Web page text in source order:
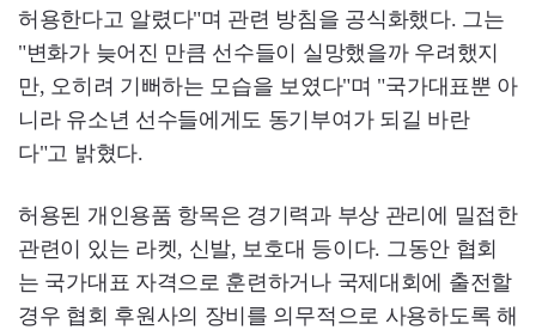
허용한다고 알렸다"며 관련 방침을 공식화했다. 그는
"변화가 늦어진 만큼 선수들이 실망했을까 우려했지
만, 오히려 기뻐하는 모습을 보였다"며 "국가대표뿐 아
니라 유소년 선수들에게도 동기부여가 되길 바란
다"고 밝혔다.
허용된 개인용품 항목은 경기력과 부상 관리에 밀접한
관련이 있는 라켓, 신발, 보호대 등이다. 그동안 협회
는 국가대표 자격으로 훈련하거나 국제대회에 출전할
경우 협회 후원사의 장비를 의무적으로 사용하도록 해